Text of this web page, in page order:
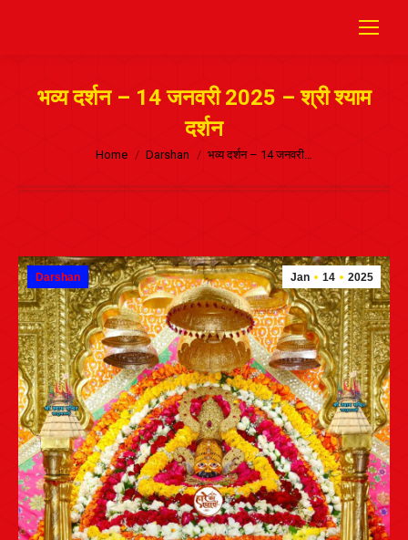
भव्य दर्शन – 14 जनवरी 2025 – श्री श्याम
दर्शन
Home Darshan भव्य दर्शन – 14 जनवरी…
Jan 14 2025
Darshan